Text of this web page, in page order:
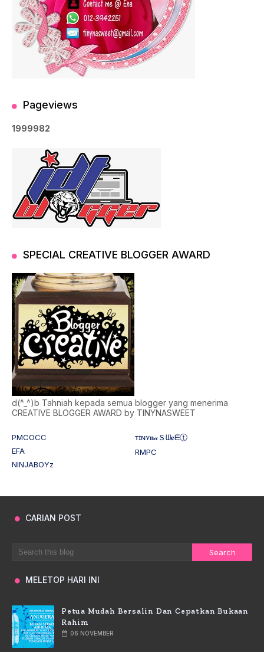
Pageviews
1999982
SPECIAL CREATIVE BLOGGER AWARD
d(^_^)b Tahniah kepada semua blogger yang menerima
CREATIVE BLOGGER AWARD by TINYNASWEET
PMCOCC
ᴛɪɴʏ𝐧𝒶Ｓᗯ𝐞ᗴⓣ
EFA
RMPC
NINJABOYz
CARIAN POST
MELETOP HARI INI
Petua Mudah Bersalin Dan Cepatkan Bukaan
Rahim
06 NOVEMBER